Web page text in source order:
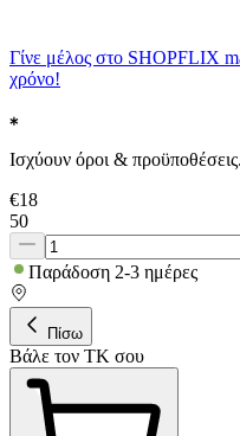
Γίνε μέλος στο SHOPFLIX
χρόνο!
Ισχύουν όροι & προϋποθέσεις.
€18
50
Παράδοση 2-3 ημέρες
Πίσω
Βάλε τον ΤΚ σου